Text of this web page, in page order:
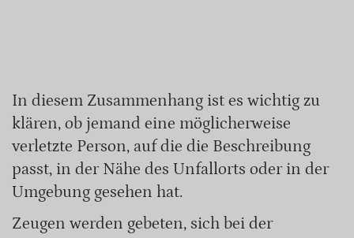
In diesem Zusammenhang ist es wichtig zu
klären, ob jemand eine möglicherweise
verletzte Person, auf die die Beschreibung
passt, in der Nähe des Unfallorts oder in der
Umgebung gesehen hat.
Zeugen werden gebeten, sich bei der